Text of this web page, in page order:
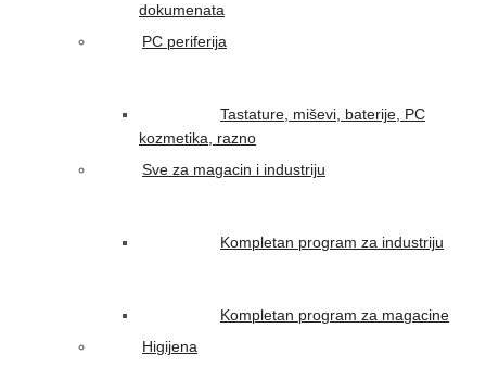
dokumenata
PC periferija
Tastature, miševi, baterije, PC
kozmetika, razno
Sve za magacin i industriju
Kompletan program za industriju
Kompletan program za magacine
Higijena